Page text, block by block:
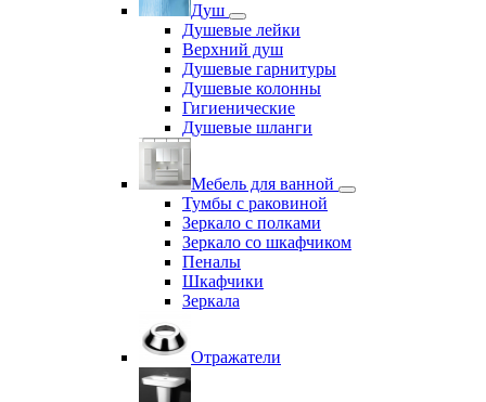
Душ
Душевые лейки
Верхний душ
Душевые гарнитуры
Душевые колонны
Гигиенические
Душевые шланги
Мебель для ванной
Тумбы с раковиной
Зеркало с полками
Зеркало со шкафчиком
Пеналы
Шкафчики
Зеркала
Отражатели